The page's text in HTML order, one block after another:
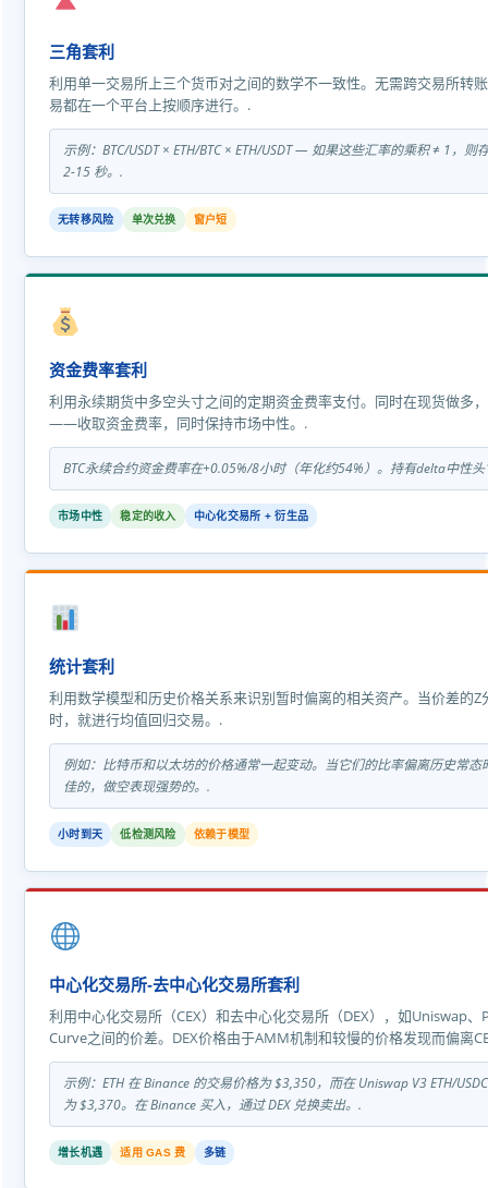
三角套利
利用单一交易所上三个货币对之间的数学不一致性。无需跨交易所
易都在一个平台上按顺序进行。.
示例：BTC/USDT × ETH/BTC × ETH/USDT — 如果这些汇率的乘积 ≠ 1，则
2-15 秒。.
无转移风险 单次兑换 窗户短
资金费率套利
利用永续期货中多空头寸之间的定期资金费率支付。同时在现货做多
——收取资金费率，同时保持市场中性。.
BTC永续合约资金费率在+0.05%/8小时（年化约54%）。持有delta中性
市场中性 稳定的收入 中心化交易所 + 衍生品
统计套利
利用数学模型和历史价格关系来识别暂时偏离的相关资产。当价差的Z
时，就进行均值回归交易。.
例如：比特币和以太坊的价格通常一起变动。当它们的比率偏离历史常态
佳的，做空表现强势的。.
小时到天 低检测风险 依赖于模型
中心化交易所-去中心化交易所套利
利用中心化交易所（CEX）和去中心化交易所（DEX），如Uniswap、
Curve之间的价差。DEX价格由于AMM机制和较慢的价格发现而偏离
示例：ETH 在 Binance 的交易价格为 $3,350，而在 Uniswap V3 ETH/
为 $3,370。在 Binance 买入，通过 DEX 兑换卖出。.
增长机遇 适用 GAS 费 多链